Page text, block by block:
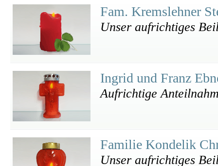
Fam. Kremslehner
Unser aufrichtiges
Ingrid und Franz
Aufrichtige
Familie Kondelik
Unser aufrichtiges